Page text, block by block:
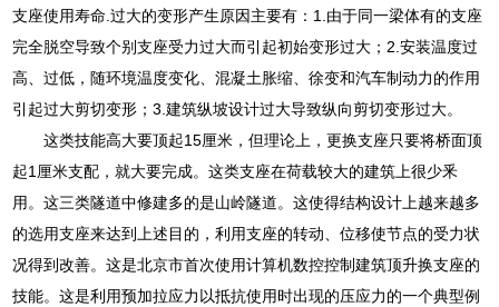
支座使用寿命.过大的变形产生原因主要有：1.由于同一梁体有的支座
完全脱空导致个别支座受力过大而引起初始变形过大；2.安装温度过
高、过低，随环境温度变化、混凝土胀缩、徐变和汽车制动力的作用
引起过大剪切变形；3.建筑纵坡设计过大导致纵向剪切变形过大。
这类技能高大要顶起15厘米，但理论上，更换支座只要将桥面顶
起1厘米支配，就大要完成。这类支座在荷载较大的建筑上很少釆
用。这三类隧道中修建多的是山岭隧道。这使得结构设计上越来越多
的选用支座来达到上述目的，利用支座的转动、位移使节点的受力状
况得到改善。这是北京市首次使用计算机数控控制建筑顶升换支座的
技能。这是利用预加拉应力以抵抗使用时出现的压应力的一个典型例